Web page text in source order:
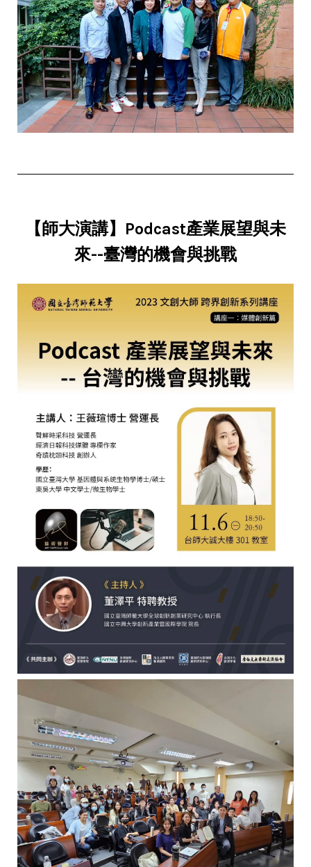
【師大演講】Podcast產業展望與未
來--臺灣的機會與挑戰